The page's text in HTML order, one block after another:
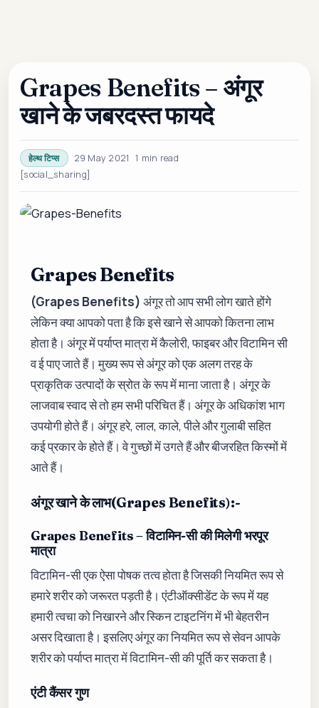
Grapes Benefits – अंगूर
खाने के जबरदस्त फायदे
हेल्थ टिप्स 29 May 2021
1 min read
[social_sharing]
Grapes Benefits
(Grapes Benefits) अंगूर तो आप सभी लोग खाते होंगे
लेकिन क्या आपको पता है कि इसे खाने से आपको कितना लाभ
होता है। अंगूर में पर्याप्त मात्रा में कैलोरी, फाइबर और विटामिन सी
व ई पाए जाते हैं। मुख्य रूप से अंगूर को एक अलग तरह के
प्राकृतिक उत्पादों के स्रोत के रूप में माना जाता है। अंगूर के
लाजवाब स्वाद से तो हम सभी परिचित हैं। अंगूर के अधिकांश भाग
उपयोगी होते हैं। अंगूर हरे, लाल, काले, पीले और गुलाबी सहित
कई प्रकार के होते हैं। वे गुच्छों में उगते हैं और बीजरहित किस्मों में
आते हैं।
अंगूर खाने के लाभ(Grapes Benefits):-
Grapes Benefits – विटामिन-सी की मिलेगी भरपूर
मात्रा
विटामिन-सी एक ऐसा पोषक तत्व होता है जिसकी नियमित रूप से
हमारे शरीर को जरूरत पड़ती है। एंटीऑक्सीडेंट के रूप में यह
हमारी त्वचा को निखारने और स्किन टाइटनिंग में भी बेहतरीन
असर दिखाता है। इसलिए अंगूर का नियमित रूप से सेवन आपके
शरीर को पर्याप्त मात्रा में विटामिन-सी की पूर्ति कर सकता है।
​एंटी कैंसर गुण